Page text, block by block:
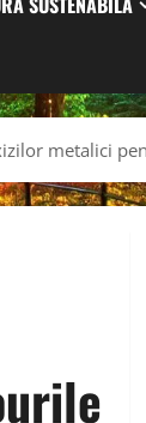
metalici